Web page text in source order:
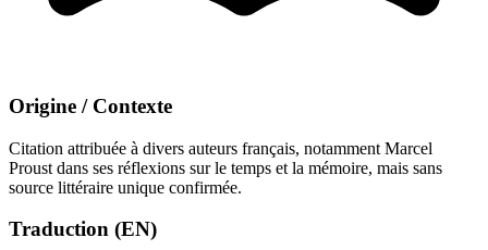
Origine / Contexte
Citation attribuée à divers auteurs français, notamment Marcel
Proust dans ses réflexions sur le temps et la mémoire, mais sans
source littéraire unique confirmée.
Traduction (EN)